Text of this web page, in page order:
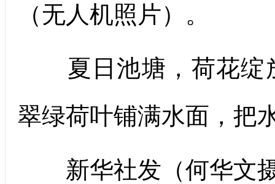
（无人机照片）。
夏日池塘，荷花绽
翠绿荷叶铺满水面，把
新华社发（何华文